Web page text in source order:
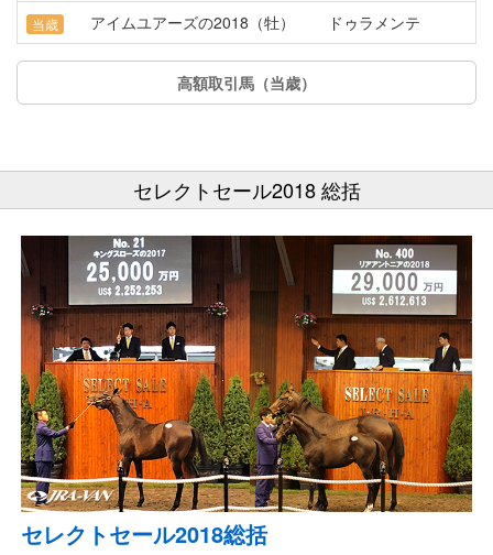
当歳 アイムユアーズの2018（牡） ドゥラメンテ
高額取引馬（当歳）
セレクトセール2018 総括
セレクトセール2018総括